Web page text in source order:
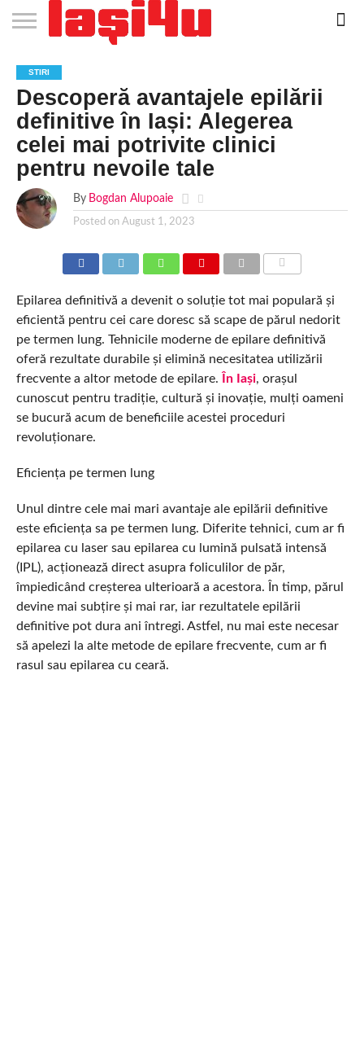
STIRI
APARTAMENTE
NOI IASI
STIRI
IASI
JOBS
IN
IASI
FILME
LA
CINEMA
CLUBURI /
DISCOTECI
BARURI /
CAFENELE
SALI DE
FORTA
SI
FITNESS
SALOANE DE
INFRUMUSETARE
AGENTII
DE
TURISM
IASI
RESTAURANTE
IN IASI
PIZZA
IN
IASI
PISCINA
IN IASI
FLORARII
RADIO
LIVE
IN
IASI
SPALATORII
AUTO
TRACTARI
AUTO
TAXI
IN
IASI
CINEMA
TEATRU
HOTELURI
/
PENSIUNI
TEREN
SPORTIV
TEREN
TENIS
IASI
FARMACII
NON
STOP
COFFEE-
TO-GO
FIRME DE
PUBLICITATE
RENT
A
CAR
STIRI
Descoperă avantajele epilării
definitive în Iași: Alegerea
celei mai potrivite clinici
pentru nevoile tale
By Bogdan Alupoaie
Posted on August 1, 2023
Epilarea definitivă a devenit o soluție tot mai populară și
eficientă pentru cei care doresc să scape de părul nedorit
pe termen lung. Tehnicile moderne de epilare definitivă
oferă rezultate durabile și elimină necesitatea utilizării
frecvente a altor metode de epilare.
În Iași, orașul
cunoscut pentru tradiție, cultură și inovație, mulți oameni
se bucură acum de beneficiile acestei proceduri
revoluționare.
Eficiența pe termen lung
Unul dintre cele mai mari avantaje ale epilării definitive
este eficiența sa pe termen lung. Diferite tehnici, cum ar fi
epilarea cu laser sau epilarea cu lumină pulsată intensă
(IPL), acționează direct asupra foliculilor de păr,
împiedicând creșterea ulterioară a acestora. În timp, părul
devine mai subțire și mai rar, iar rezultatele epilării
definitive pot dura ani întregi. Astfel, nu mai este necesar
să apelezi la alte metode de epilare frecvente, cum ar fi
rasul sau epilarea cu ceară.